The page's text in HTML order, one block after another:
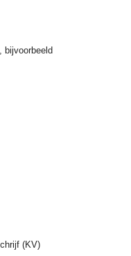
bijvoorbeeld
(KV)